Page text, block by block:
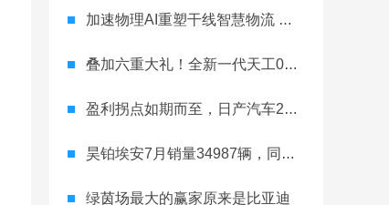
加速物理AI重塑干线智慧物流 智加科技战略合作图达通
叠加六重大礼！全新一代天工08 670 Max上市限时价17.99万元
盈利拐点如期而至，日产汽车26财年一季度财报释放稳健增长信号
昊铂埃安7月销量34987辆，同比增长31.74%，全新Ray系列蓄势待发
绿茵场最大的赢家原来是比亚迪